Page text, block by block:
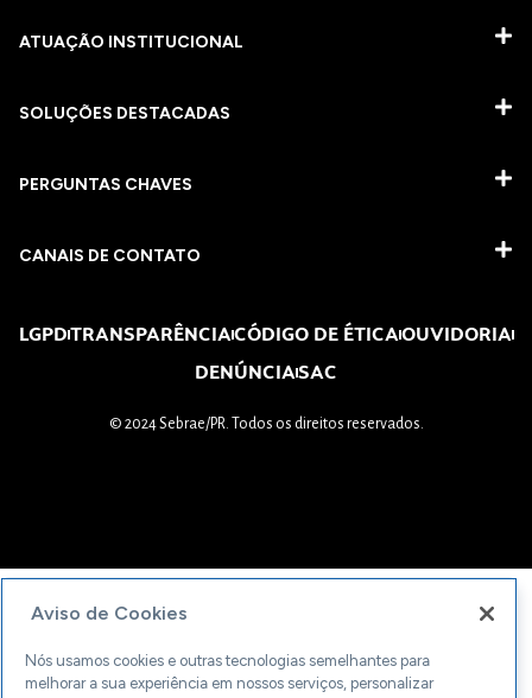
ATUAÇÃO INSTITUCIONAL
SOLUÇÕES DESTACADAS
PERGUNTAS CHAVES​
CANAIS DE CONTATO
LGPDTRANSPARÊNCIACÓDIGO DE ÉTICAOUVIDORIA
DENÚNCIASAC
© 2024 Sebrae/PR. Todos os direitos reservados.
Aviso de Cookies
Nós usamos cookies e outras tecnologias semelhantes para
melhorar a sua experiência em nossos serviços, personalizar